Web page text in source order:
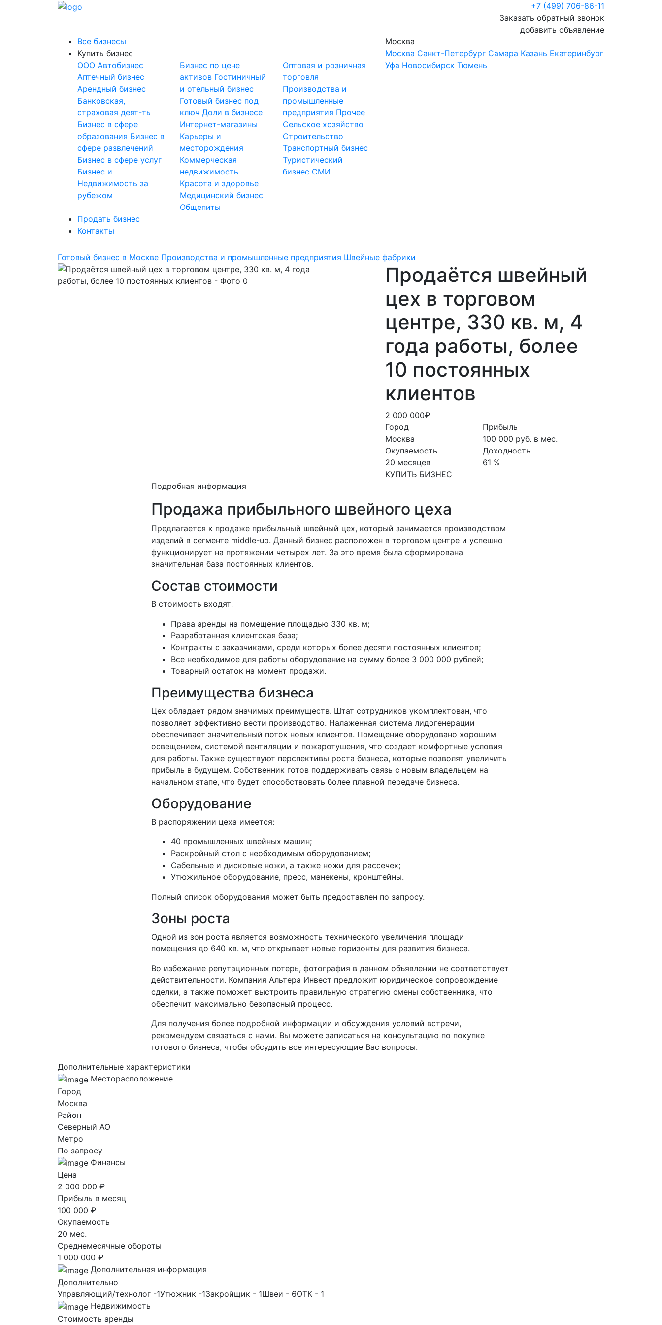
+7 (499) 706-86-11
Заказать обратный звонок
добавить объявление
Все бизнесы
Купить бизнес
OOO Автобизнес
Аптечный бизнес
Арендный бизнес
Банковская,
страховая деят-ть
Бизнес в сфере
образования Бизнес в
сфере развлечений
Бизнес в сфере услуг
Бизнес и
Недвижимость за
рубежом
Бизнес по цене
активов Гостиничный
и отельный бизнес
Готовый бизнес под
ключДоли в бизнесе
Интернет-магазины
Карьеры и
месторождения
Коммерческая
недвижимость
Красота и здоровье
Медицинский бизнес
Общепиты
Оптовая и розничная
торговля
Производства и
промышленные
предприятия Прочее
Сельское хозяйство
Строительство
Транспортный бизнес
Туристический
бизнес СМИ
Продать бизнес
Контакты
Москва
Москва Санкт-Петербург Самара Казань Екатеринбург
Уфа Новосибирск Тюмень
Готовый бизнес в Москве Производства и промышленные предприятия Швейные фабрики
Продаётся швейный
цех в торговом
центре, 330 кв. м, 4
года работы, более
10 постоянных
клиентов
2 000 000₽
Город
Москва
Окупаемость
20 месяцев
КУПИТЬ БИЗНЕС
Прибыль
100 000 руб. в мес.
Доходность
61 %
Подробная информация
Продажа прибыльного швейного цеха
Предлагается к продаже прибыльный швейный цех, который занимается производством
изделий в сегменте middle-up. Данный бизнес расположен в торговом центре и успешно
функционирует на протяжении четырех лет. За это время была сформирована
значительная база постоянных клиентов.
Состав стоимости
В стоимость входят:
Права аренды на помещение площадью 330 кв. м;
Разработанная клиентская база;
Контракты с заказчиками, среди которых более десяти постоянных клиентов;
Все необходимое для работы оборудование на сумму более 3 000 000 рублей;
Товарный остаток на момент продажи.
Преимущества бизнеса
Цех обладает рядом значимых преимуществ. Штат сотрудников укомплектован, что
позволяет эффективно вести производство. Налаженная система лидогенерации
обеспечивает значительный поток новых клиентов. Помещение оборудовано хорошим
освещением, системой вентиляции и пожаротушения, что создает комфортные условия
для работы. Также существуют перспективы роста бизнеса, которые позволят увеличить
прибыль в будущем. Собственник готов поддерживать связь с новым владельцем на
начальном этапе, что будет способствовать более плавной передаче бизнеса.
Оборудование
В распоряжении цеха имеется:
40 промышленных швейных машин;
Раскройный стол с необходимым оборудованием;
Сабельные и дисковые ножи, а также ножи для рассечек;
Утюжильное оборудование, пресс, манекены, кронштейны.
Полный список оборудования может быть предоставлен по запросу.
Зоны роста
Одной из зон роста является возможность технического увеличения площади
помещения до 640 кв. м, что открывает новые горизонты для развития бизнеса.
Во избежание репутационных потерь, фотография в данном объявлении не соответствует
действительности. Компания Альтера Инвест предложит юридическое сопровождение
сделки, а также поможет выстроить правильную стратегию смены собственника, что
обеспечит максимально безопасный процесс.
Для получения более подробной информации и обсуждения условий встречи,
рекомендуем связаться с нами. Вы можете записаться на консультацию по покупке
готового бизнеса, чтобы обсудить все интересующие Вас вопросы.
Дополнительные характеристики
Месторасположение
Город
Москва
Район
Северный AO
Метро
По запросу
Финансы
Цена
2 000 000 ₽
Прибыль в месяц
100 000 ₽
Окупаемость
20 мес.
Среднемесячные обороты
1 000 000 ₽
Дополнительная информация
Дополнительно
Управляющий/технолог -1Утюжник -1Закройщик - 1Швеи - 6ОТК - 1
Недвижимость
Стоимость аренды